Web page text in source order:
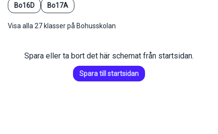
Bo16D
Bo17A
Visa alla 27 klasser på Bohusskolan
Spara eller ta bort det här schemat från startsidan.
Spara till startsidan